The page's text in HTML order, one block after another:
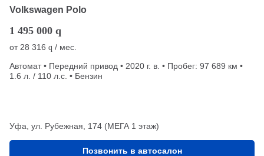
Volkswagen Polo
1 495 000 q
от 28 316 q / мес.
Автомат • Передний привод • 2020 г. в. • Пробег: 97 689 км •
1.6 л. / 110 л.с. • Бензин
Уфа, ул. Рубежная, 174 (МЕГА 1 этаж)
Позвонить в автосалон